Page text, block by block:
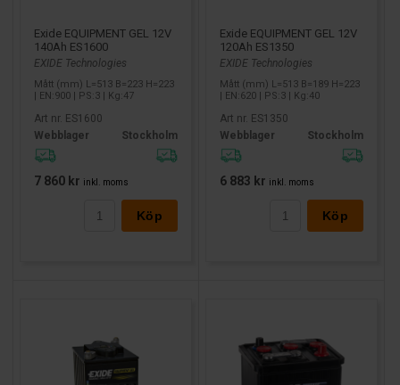
Exide EQUIPMENT GEL 12V
140Ah ES1600
EXIDE Technologies
Mått (mm) L=513 B=223 H=223
| EN:900 | PS:3 | Kg:47
Art nr. ES1600
Webblager
Stockholm
7 860 kr inkl. moms
Köp
Exide EQUIPMENT GEL 12V
120Ah ES1350
EXIDE Technologies
Mått (mm) L=513 B=189 H=223
| EN:620 | PS:3 | Kg:40
Art nr. ES1350
Webblager
Stockholm
6 883 kr inkl. moms
Köp